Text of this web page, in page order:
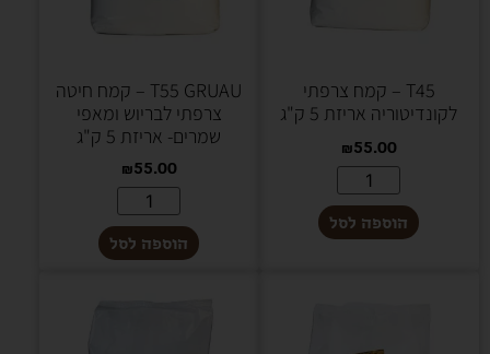
T45 – קמח צרפתי
לקונדיטוריה אריזת 5 ק"ג
₪55.00
הוספה לסל
T55 GRUAU – קמח חיטה
צרפתי לבריוש ומאפי
שמרים- אריזת 5 ק"ג
₪55.00
הוספה לסל